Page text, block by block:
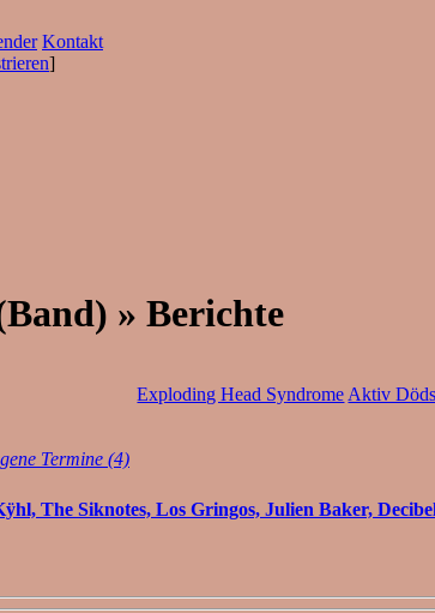
Kontakt
]
» Berichte
Exploding Head Syndrome Aktiv
Termine (4)
The Siknotes, Los Gringos, Julien Baker,